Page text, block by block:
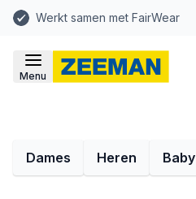
Werkt samen met FairWear
Menu
Dames Heren Baby